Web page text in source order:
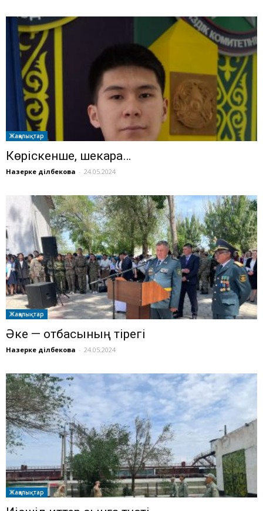
Жаңалықтар
Көріскенше, шекара…
Назерке Әділбекова - 24.05.2024
Жаңалықтар
Әке — отбасының тірегі
Назерке Әділбекова - 24.05.2024
Жаңалықтар